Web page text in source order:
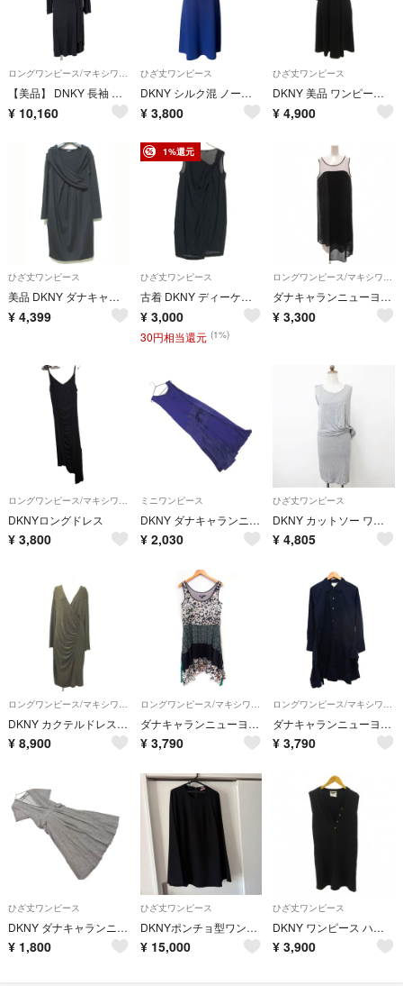
ロングワンピース/マキシワンピース
【美品】 DNKY 長袖 カシュクール ラップワンピース L ブラック ロング丈
¥ 10,160
ひざ丈ワンピース
DKNY シルク混 ノースリーブワンピース ネイビー サイズ6 美品
¥ 3,800
ひざ丈ワンピース
DKNY 美品 ワンピース S 黒 ブラック Vネック 七分袖 ウール ひざ丈
¥ 4,900
ひざ丈ワンピース
美品 DKNY ダナキャランニューヨーク ウールニット カシュクールワンピース OPY2BW0805 サイズ4 ブラック レディース 古着 中古 USED
¥ 4,399
1%還元
ひざ丈ワンピース
古着 DKNY ディーケーエヌワイ ノースリーブ 膝丈ワンピース 4 ブラック レディース
¥ 3,000
30円相当還元 (1%)
ロングワンピース/マキシワンピース
ダナキャランニューヨーク DKNY ワンピース ロング丈 US S 黒 ブラック
¥ 3,300
DKNYロングドレス
¥ 3,800
ミニワンピース
DKNY ダナキャランニューヨーク 素材切替 ノースリーブ ワンピース sizeS/紺 ■◆ レディース
¥ 2,030
ひざ丈ワンピース
DKNY カットソー ワンピース ひざ丈 ノースリーブ レイヤー グレー P
¥ 4,805
DKNY カクテルドレス ワンピース 14 黒 ブラック 金色 ドレープ
¥ 8,900
ダナキャランニューヨーク DKNY シルク ワンピース 柄切替 ノースリーブ 黒
¥ 3,790
ダナキャランニューヨーク DKNY PURE シャツ ワンピース 長袖 ロング
¥ 3,790
ひざ丈ワンピース
DKNY ダナキャランニューヨーク カシュクール ワンピース sizeS/ダークグレー ■◆ レディース
¥ 1,800
ひざ丈ワンピース
DKNYポンチョ型ワンピースP
¥ 15,000
ひざ丈ワンピース
DKNY ワンピース ハーフボタン ノースリーブ ひざ丈 P 黒 ブラック
¥ 3,900